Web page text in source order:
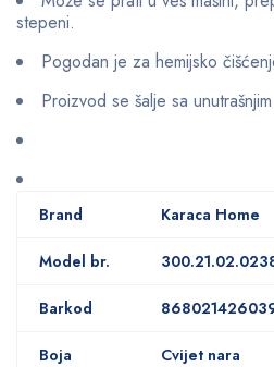
stepeni.
Pogodan je za hemijsko
Proizvod se šalje sa
Brand Karaca Home
Model br.
Barkod
Boja Cvijet nara